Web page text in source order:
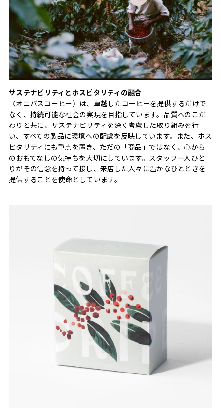
サステナビリティとホスピタリティの融合
〈オニバスコーヒー〉は、卓越したコーヒーを提供するだけで
なく、持続可能な社会の実現を目指しています。品質へのこだ
わりと共に、サステナビリティを深く考慮した取り組みを行
い、すべての製品に環境への配慮を反映しています。また、ホス
ピタリティにも重点を置き、ただの「商品」ではなく、心から
のおもてなしの気持ちを大切にしています。スタッフ一人ひと
りがその信念を持って接し、来店した人々に温かなひとときを
提供することを使命としています。